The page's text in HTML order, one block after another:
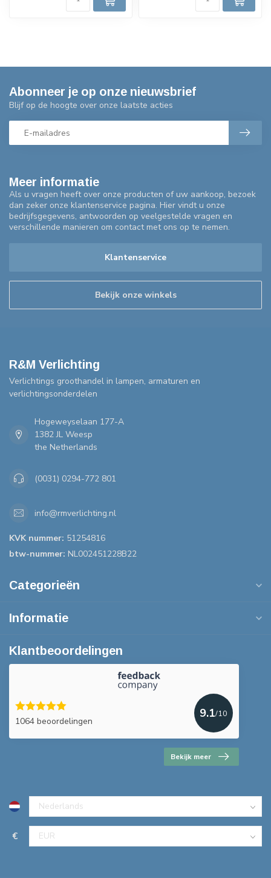
Meer informatie
Als u vragen heeft over onze producten of uw aankoop, bezoek
dan zeker onze klantenservice pagina. Hier vindt u onze
bedrijfsgegevens, antwoorden op veelgestelde vragen en
verschillende manieren om contact met ons op te nemen.
Klantenservice
Bekijk onze winkels
Abonneer je op onze nieuwsbrief
Blijf op de hoogte over onze laatste acties
R&M Verlichting
Verlichtings groothandel in lampen, armaturen en
verlichtingsonderdelen
Hogeweyselaan 177-A
1382 JL Weesp
the Netherlands
(0031) 0294-772 801
info@rmverlichting.nl
KVK nummer: 51254816
btw-nummer: NL002451228B22
Categorieën
Informatie
Klantbeoordelingen
1064 beoordelingen
9.1/10
Bekijk meer
€